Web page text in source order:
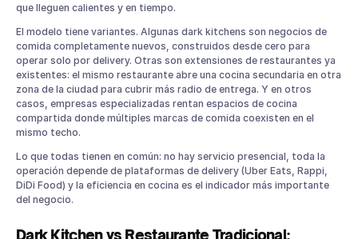
que lleguen calientes y en tiempo.
El modelo tiene variantes. Algunas dark kitchens son negocios de
comida completamente nuevos, construidos desde cero para
operar solo por delivery. Otras son extensiones de restaurantes ya
existentes: el mismo restaurante abre una cocina secundaria en otra
zona de la ciudad para cubrir más radio de entrega. Y en otros
casos, empresas especializadas rentan espacios de cocina
compartida donde múltiples marcas de comida coexisten en el
mismo techo.
Lo que todas tienen en común: no hay servicio presencial, toda la
operación depende de plataformas de delivery (Uber Eats, Rappi,
DiDi Food) y la eficiencia en cocina es el indicador más importante
del negocio.
Dark Kitchen vs Restaurante Tradicional: